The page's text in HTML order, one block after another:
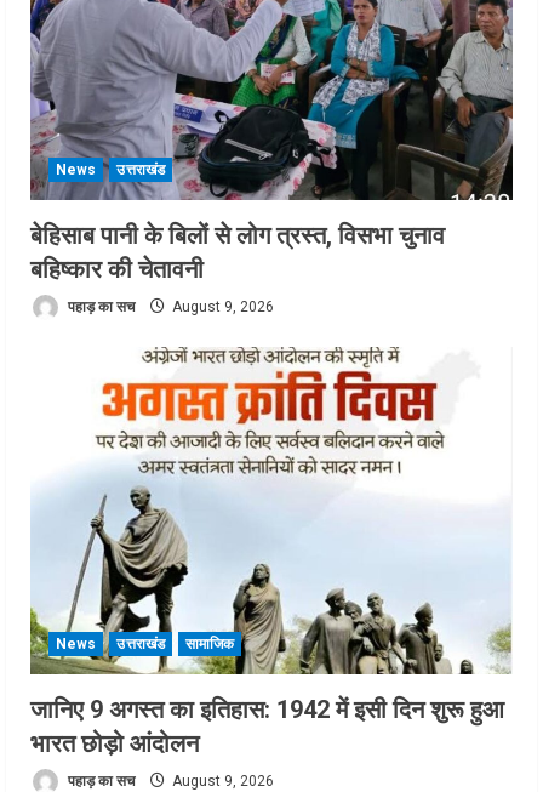
News उत्तराखंड
बेहिसाब पानी के बिलों से लोग त्रस्त, विसभा चुनाव
बहिष्कार की चेतावनी
पहाड़ का सच August 9, 2026
News उत्तराखंड सामाजिक
जानिए 9 अगस्त का इतिहास: 1942 में इसी दिन शुरू हुआ
भारत छोड़ो आंदोलन
पहाड़ का सच August 9, 2026